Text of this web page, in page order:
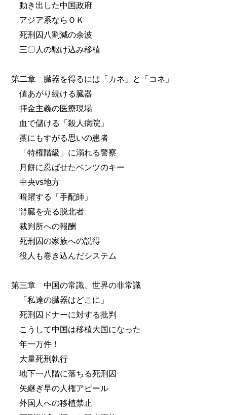
動き出した中国政府
アジア系ならＯＫ
死刑囚八割減の余波
三〇人の駆け込み移植
第二章 臓器を得るには「カネ」と「コネ」
値あがり続ける臓器
拝金主義の医療現場
血で儲ける「殺人病院」
藁にもすがる思いの患者
「特権階級」に溺れる警察
月餅に忍ばせたベンツのキー
中央vs地方
暗躍する「手配師」
腎臓を売る脱北者
裁判所への報酬
死刑囚の家族への説得
役人も巻き込んだシステム
第三章 中国の常識、世界の非常識
「私達の臓器はどこに」
死刑囚ドナーに対する批判
こうして中国は移植大国になった
年一万件！
大量死刑執行
地下一八階に落ちる死刑囚
矢継ぎ早の人権アピール
外国人への移植禁止